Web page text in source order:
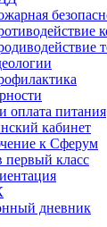
оплата питания
кабинет
к Сферум
класс
дневник